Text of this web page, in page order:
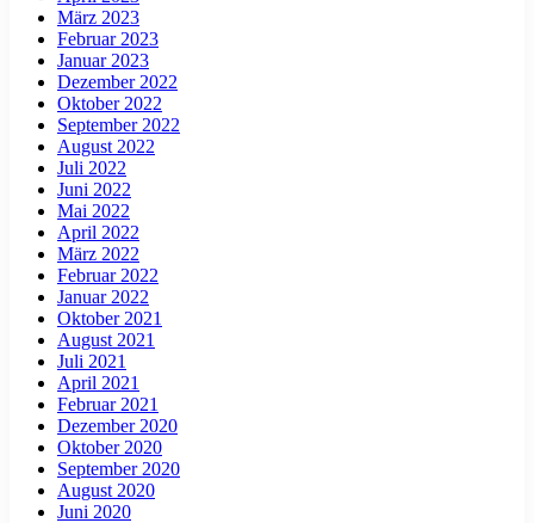
März 2023
Februar 2023
Januar 2023
Dezember 2022
Oktober 2022
September 2022
August 2022
Juli 2022
Juni 2022
Mai 2022
April 2022
März 2022
Februar 2022
Januar 2022
Oktober 2021
August 2021
Juli 2021
April 2021
Februar 2021
Dezember 2020
Oktober 2020
September 2020
August 2020
Juni 2020